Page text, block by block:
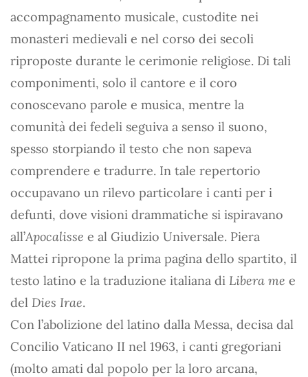
accompagnamento musicale, custodite nei
monasteri medievali e nel corso dei secoli
riproposte durante le cerimonie religiose. Di tali
componimenti, solo il cantore e il coro
conoscevano parole e musica, mentre la
comunità dei fedeli seguiva a senso il suono,
spesso storpiando il testo che non sapeva
comprendere e tradurre. In tale repertorio
occupavano un rilevo particolare i canti per i
defunti, dove visioni drammatiche si ispiravano
all’Apocalisse e al Giudizio Universale. Piera
Mattei ripropone la prima pagina dello spartito, il
testo latino e la traduzione italiana di Libera me e
del Dies Irae.
Con l’abolizione del latino dalla Messa, decisa dal
Concilio Vaticano II nel 1963, i canti gregoriani
(molto amati dal popolo per la loro arcana,